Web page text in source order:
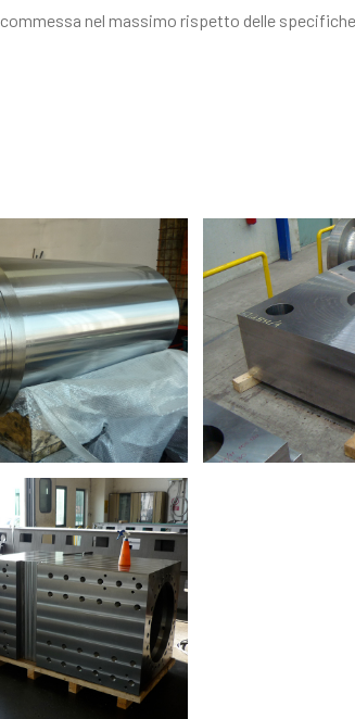
commessa nel massimo rispetto delle